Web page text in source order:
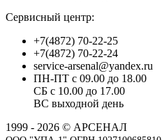
Сервисный центр:
+7(4872) 70-22-25
+7(4872) 70-22-24
service-arsenal@yandex.ru
ПН-ПТ с 09.00 до 18.00
СБ с 10.00 до 17.00
ВС выходной день
1999 - 2026 © АРСЕНАЛ